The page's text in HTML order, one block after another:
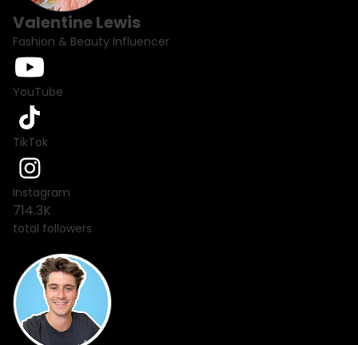
Valentine Lewis
Fashion & Beauty Influencer
YouTube
TikTok
Instagram
714.3K
total followers